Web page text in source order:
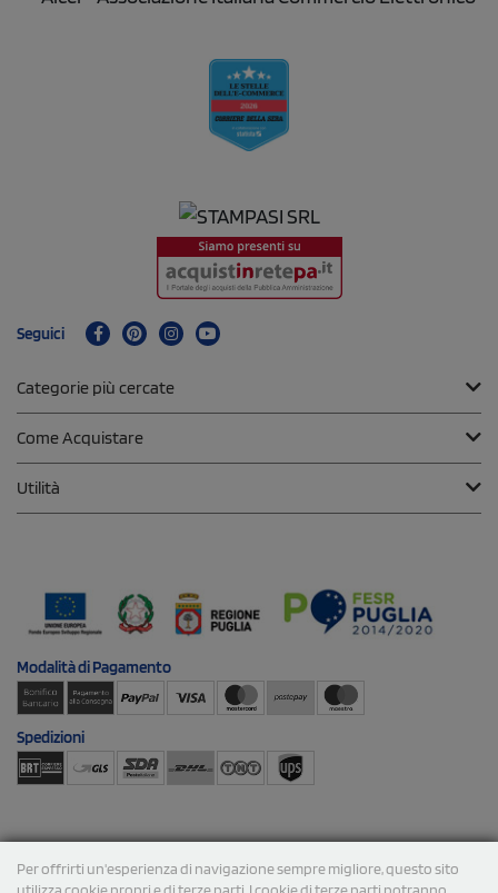
Per offrirti un'esperienza di navigazione sempre migliore, questo sito
Seguici
Categorie più cercate
Come Acquistare
Utilità
Modalità diPagamento
Spedizioni